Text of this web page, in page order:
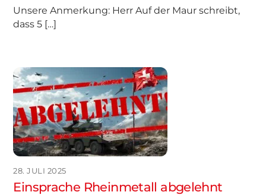
Unsere Anmerkung: Herr Auf der Maur schreibt,
dass 5 […]
28. JULI 2025
Einsprache Rheinmetall abgelehnt